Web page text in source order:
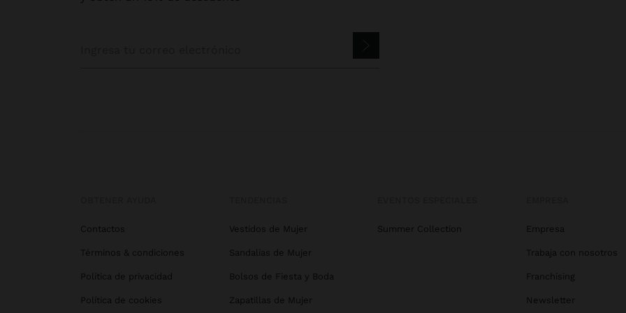
Contactos
Términos & condiciones
Política de privacidad
Política de cookies
Vestidos de Mujer
Sandalias de Mujer
Bolsos de Fiesta y Boda
Zapatillas de Mujer
Summer Collection Empresa
Trabaja con nosotros
Franchising
Newsletter